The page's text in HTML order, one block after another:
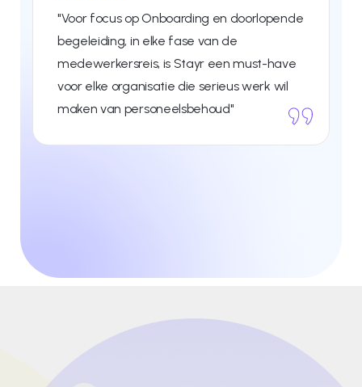
met onze medewerkers. Dankzij Stayr
kunnen we op een laagdrempelige
continu de vinger aan de pols houden
mensen helpen op het moment dat het
nodig is"